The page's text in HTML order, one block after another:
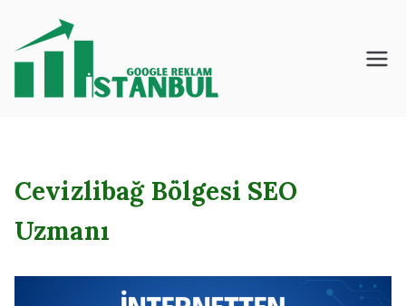
İstanbul – Google
Cevizlibağ Bölgesi SEO
Uzmanı